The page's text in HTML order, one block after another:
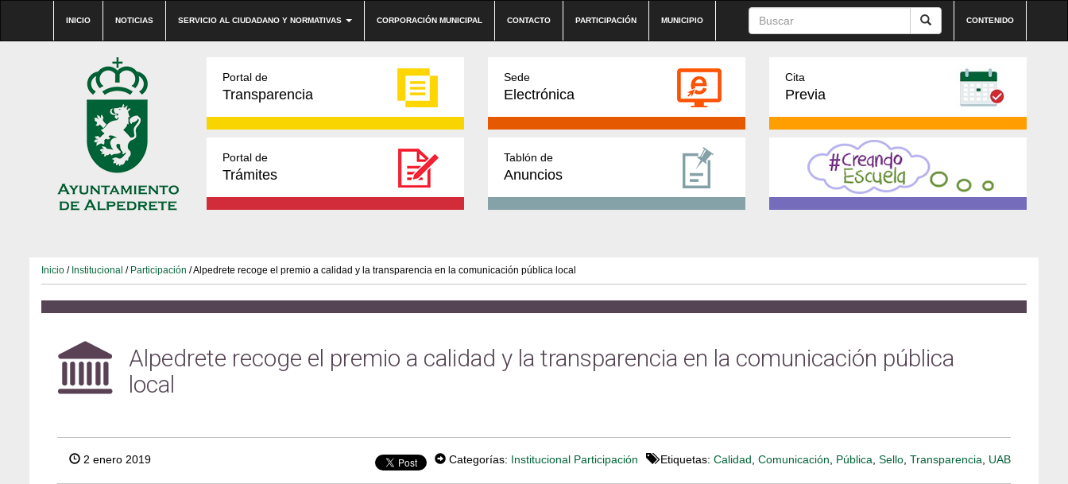
INICIO NOTICIAS SERVICIO AL CIUDADANO Y NORMATIVAS CORPORACIÓN MUNICIPAL CONTACTO PARTICIPACIÓN MUNICIPIO CONTENIDO
Portal de
Transparencia
Sede
Electrónica
Cita
Previa
Portal de
Trámites
Tablón de
Anuncios
Inicio / Institucional / Participación / Alpedrete recoge el premio a calidad y la transparencia en la comunicación pública local
Alpedrete recoge el premio a calidad y la transparencia en la comunicación pública
local
2 enero 2019 Categorías: Institucional Participación Etiquetas: Calidad Comunicación Pública Sello Transparencia UAB